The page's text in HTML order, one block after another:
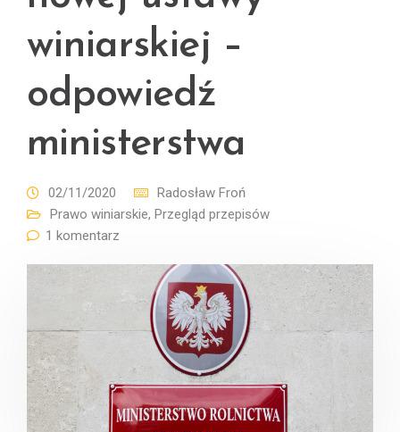
winiarskiej –
odpowiedź
ministerstwa
02/11/2020
Radosław Froń
Prawo winiarskie, Przegląd przepisów
1 komentarz